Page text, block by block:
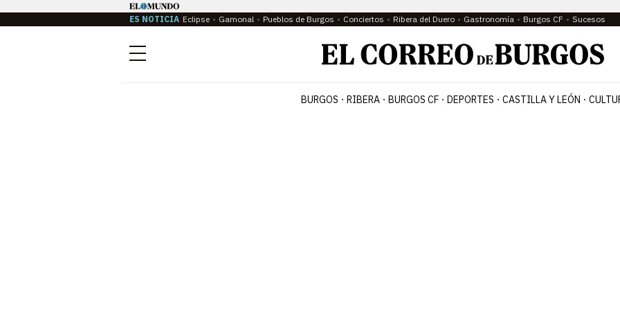
ES NOTICIA Eclipse Gamonal Pueblos de Burgos Conciertos Ribera del Duero Gastronomía Burgos CF Sucesos
Menú
BURGOS RIBERA BURGOS CF DEPORTES CASTILLA Y LEÓN